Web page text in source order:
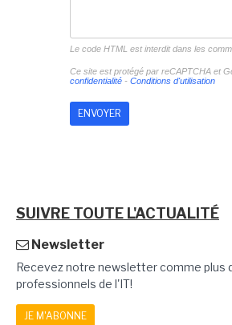
Le code HTML est interdit dans les
Ce site est protégé par reCAPTCHA et
confidentialité- Conditions d'utilisation
SUIVRE TOUTE L'ACTUALITÉ
Newsletter
Recevez notre newsletter comme plus
professionnels de l'IT!
JE M'ABONNE